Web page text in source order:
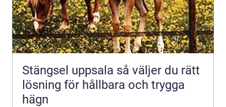
Stängsel uppsala så väljer du rätt
lösning för hållbara och trygga
hägn